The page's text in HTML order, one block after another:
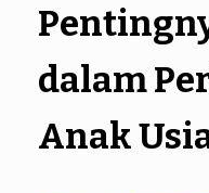
dalam
Anak